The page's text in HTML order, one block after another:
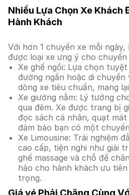
Nhiều Lựa Chọn Xe Khách
Hành Khách
Với hơn 1 chuyến xe mỗi ngày,
được loại xe ưng ý cho chuyến
Xe ghế ngồi: Lựa chọn
đường ngắn hoặc di chuyển
dòng xe tiêu chuẩn, mang
Xe giường nằm: Lý tưởng
qua đêm. Xe được trang bị
đọc sách cá nhân, quạt
đảm bảo bạn có một
Xe Limousine: Trải nghiệm
cao cấp, tiện nghi như giải
ghế massage và chỗ để
hảo cho hành khách ưu
trọng.